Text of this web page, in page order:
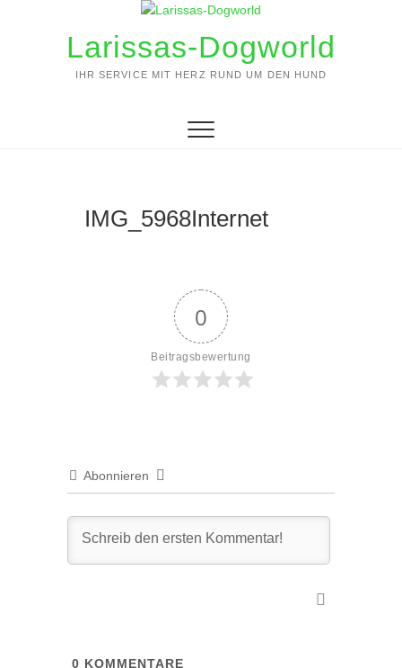
Larissas-Dogworld
IHR SERVICE MIT HERZ RUND UM DEN HUND
IMG_5968Internet
0
Beitragsbewertung
Abonnieren
0 KOMMENTARE